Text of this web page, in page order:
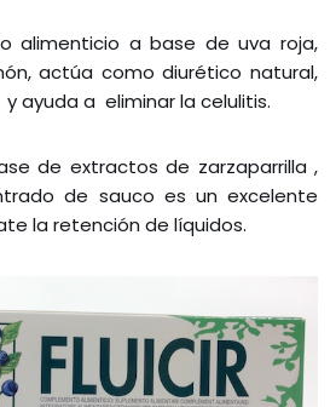
alimenticio a base de uva roja,
actúa como diurético natural,
ayuda a eliminar la celulitis.
de extractos de zarzaparrilla ,
de sauco es un excelente
la retención de líquidos.